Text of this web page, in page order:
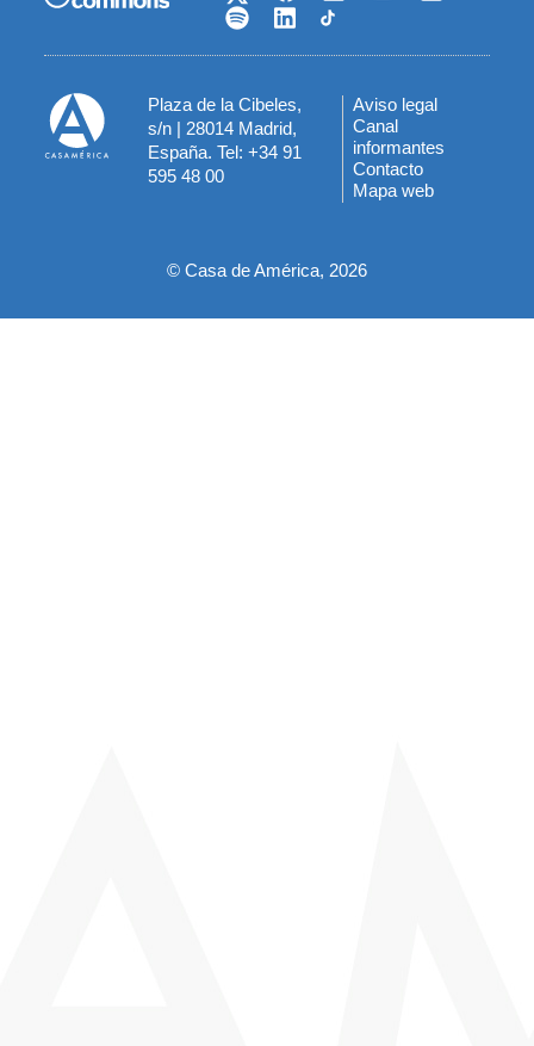
Plaza de la Cibeles,
s/n | 28014 Madrid,
España. Tel: +34 91
595 48 00
Menú
del
pie
Aviso legal
Canal
informantes
Contacto
Mapa web
© Casa de América, 2026